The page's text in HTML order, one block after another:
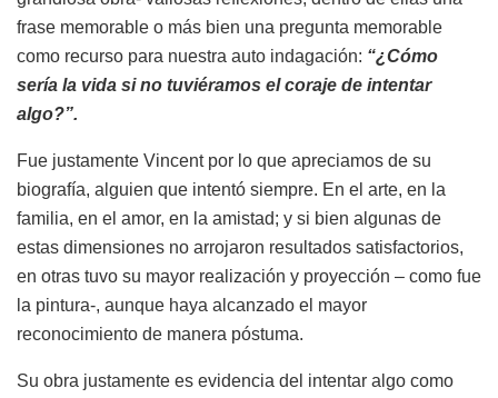
frase memorable o más bien una pregunta memorable
como recurso para nuestra auto indagación: “¿Cómo
sería la vida si no tuviéramos el coraje de intentar
algo?”.
Fue justamente Vincent por lo que apreciamos de su
biografía, alguien que intentó siempre. En el arte, en la
familia, en el amor, en la amistad; y si bien algunas de
estas dimensiones no arrojaron resultados satisfactorios,
en otras tuvo su mayor realización y proyección – como fue
la pintura-, aunque haya alcanzado el mayor
reconocimiento de manera póstuma.
Su obra justamente es evidencia del intentar algo como